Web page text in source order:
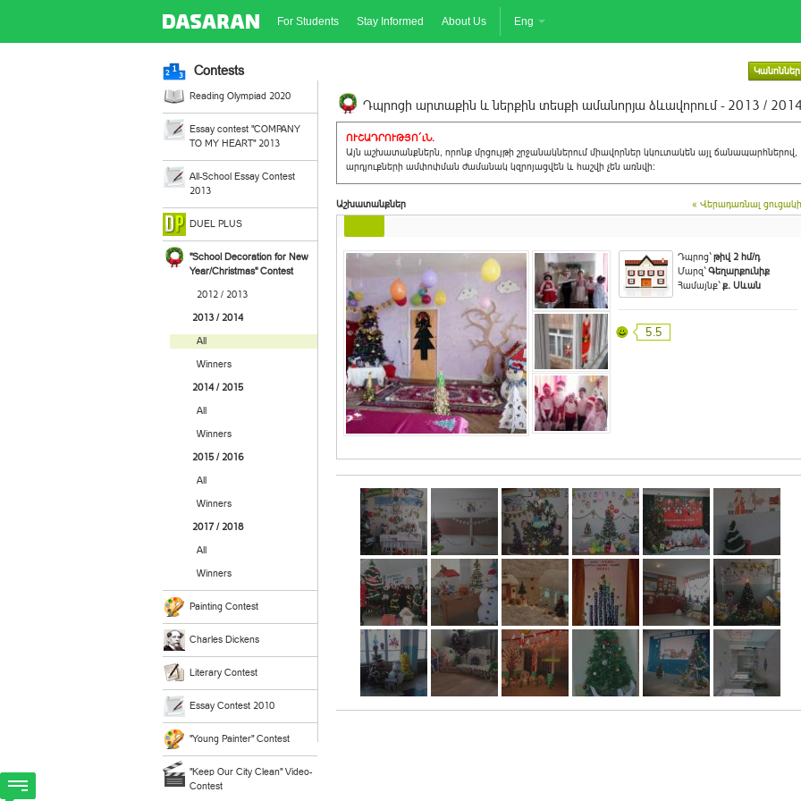
For Students Stay Informed About Us Eng
Contests Կանոններ
Reading Olympiad 2020
Essay contest "COMPANY
TO MY HEART" 2013
All-School Essay Contest
2013
DUEL PLUS
"School Decoration for New
Year/Christmas" Contest
2012 / 2013
2013 / 2014
All
Winners
2014 / 2015
All
Winners
2015 / 2016
All
Winners
2017 / 2018
All
Winners
Painting Contest
Charles Dickens
Literary Contest
Essay Contest 2010
"Young Painter" Contest
"Keep Our City Clean" Video-
Contest
Դպրոցի արտաքին և ներքին տեսքի ամանորյա ձևավորում - 2013 / 2014
ՈՒՇԱԴՐՈՒԹՅՈ´ւՆ.
Այն աշխատանքներն, որոնք մրցույթի շրջանակներում միավորներ կկուտակեն այլ ճանապարհներով,
արդյուքների ամփոփման ժամանակ կզրոյացվեն և հաշվի չեն առնվի:
Աշխատանքներ « Վերադառնալ
Դպրոց`թիվ 2 հմ/դ
Մարզ`Գեղարքունիք
Համայնք`ք. Սևան
5.5